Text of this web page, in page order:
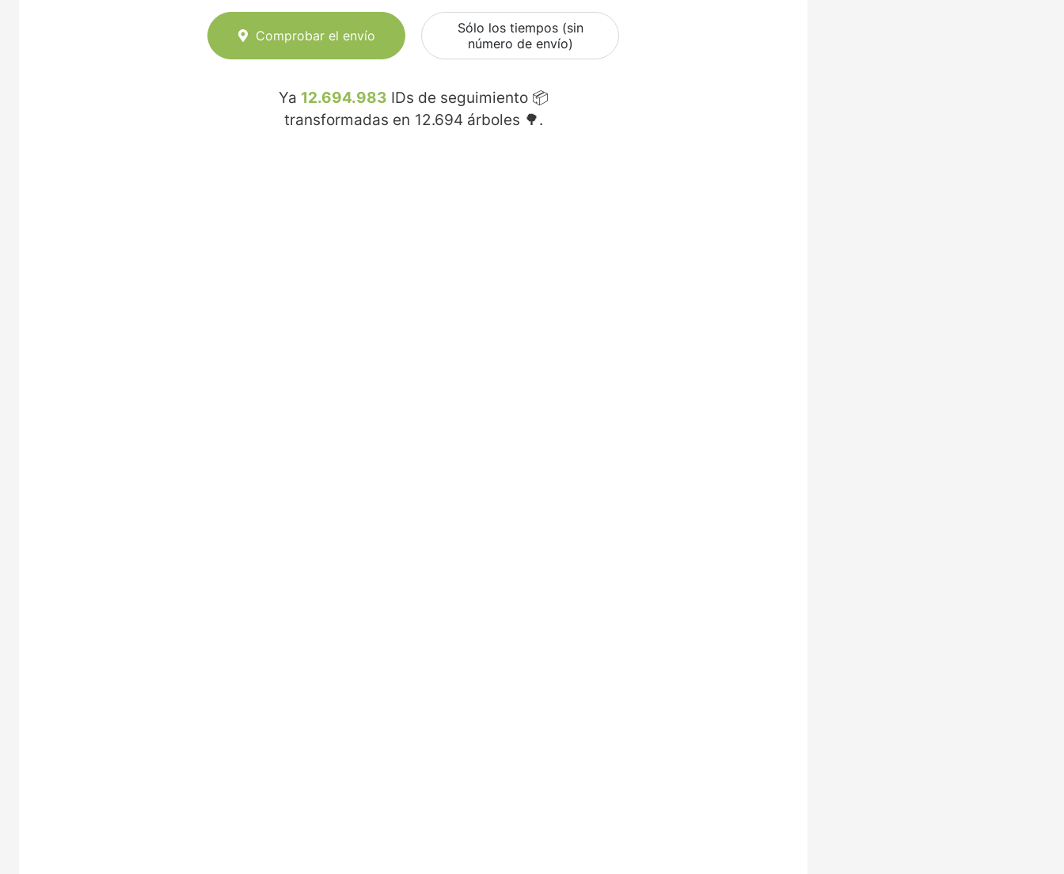
Comprobar el envío
Sólo los tiempos (sin
número de envío)
Ya 12.694.983 IDs de seguimiento 📦
transformadas en 12.694 árboles 🌳.